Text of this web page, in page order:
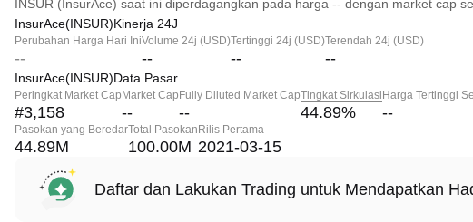
INSUR (InsurAce) saat ini diperdagangkan pada harga -- dengan market cap
InsurAce(INSUR)Kinerja 24J
Perubahan Harga Hari Ini
--
Volume 24j (USD)
--
Tertinggi 24j (USD)
--
Terendah 24j (USD)
--
InsurAce(INSUR)Data Pasar
Peringkat Market Cap
#3,158
Market Cap
--
Fully Diluted Market Cap
--
Tingkat Sirkulasi
44.89%
Harga Tertinggi
--
Pasokan yang Beredar
44.89M
Total Pasokan
100.00M
Rilis Pertama
2021-03-15
Daftar dan Lakukan Trading untuk Mendapatkan